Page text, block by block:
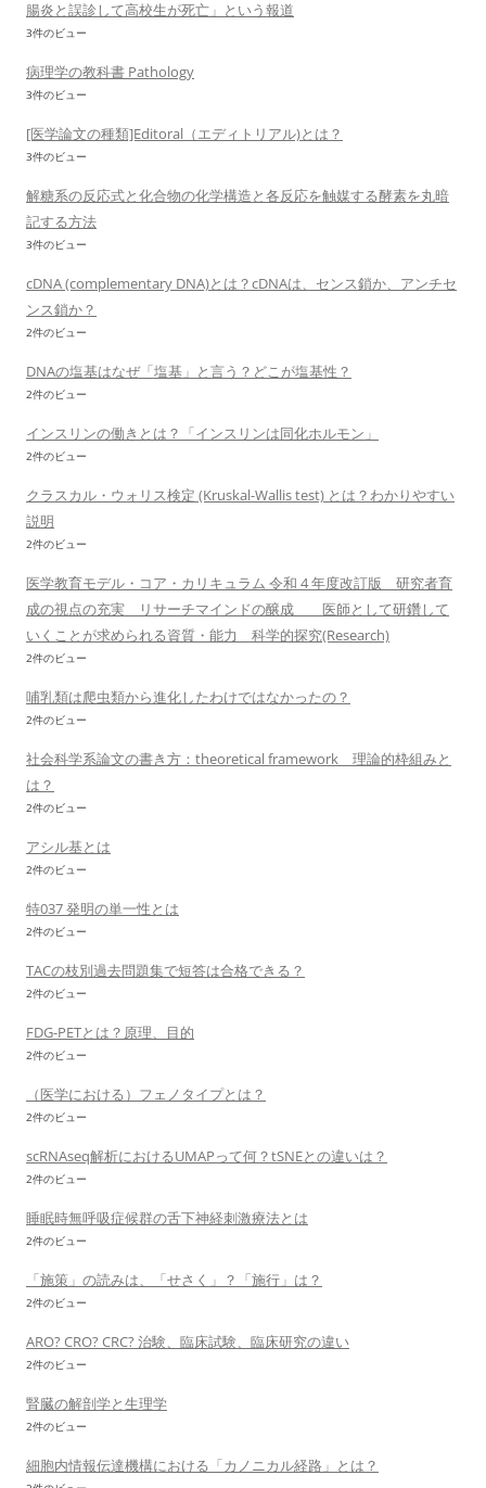
腸炎と誤診して高校生が死亡」という報道
3件のビュー
病理学の教科書 Pathology
3件のビュー
[医学論文の種類]Editoral（エディトリアル)とは？
3件のビュー
解糖系の反応式と化合物の化学構造と各反応を触媒する酵素を丸暗
記する方法
3件のビュー
cDNA (complementary DNA)とは？cDNAは、センス鎖か、アンチセ
ンス鎖か？
2件のビュー
DNAの塩基はなぜ「塩基」と言う？どこが塩基性？
2件のビュー
インスリンの働きとは？「インスリンは同化ホルモン」
2件のビュー
クラスカル・ウォリス検定 (Kruskal-Wallis test) とは？わかりやすい
説明
2件のビュー
医学教育モデル・コア・カリキュラム 令和 4 年度改訂版 研究者育
成の視点の充実 リサーチマインドの醸成 医師として研鑽して
いくことが求められる資質・能力 科学的探究(Research)
2件のビュー
哺乳類は爬虫類から進化したわけではなかったの？
2件のビュー
社会科学系論文の書き方：theoretical framework 理論的枠組みと
は？
2件のビュー
アシル基とは
2件のビュー
特037 発明の単一性とは
2件のビュー
TACの枝別過去問題集で短答は合格できる？
2件のビュー
FDG-PETとは？原理、目的
2件のビュー
（医学における）フェノタイプとは？
2件のビュー
scRNAseq解析におけるUMAPって何？tSNEとの違いは？
2件のビュー
睡眠時無呼吸症候群の舌下神経刺激療法とは
2件のビュー
「施策」の読みは、「せさく」？「施行」は？
2件のビュー
ARO? CRO? CRC? 治験、臨床試験、臨床研究の違い
2件のビュー
腎臓の解剖学と生理学
2件のビュー
細胞内情報伝達機構における「カノニカル経路」とは？